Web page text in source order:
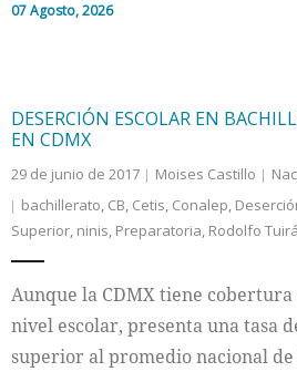
07 Agosto, 2026
Editorial
Colaboradores
Cultura
DESERCIÓN ESCOLAR EN
EN CDMX
29 de junio de 2017 Moises Castillo
bachillerato, CB, Cetis, Conalep,
Superior, ninis, Preparatoria, Rodolfo
Aunque la CDMX tiene
nivel escolar, presenta una tasa
superior al promedio nacional de